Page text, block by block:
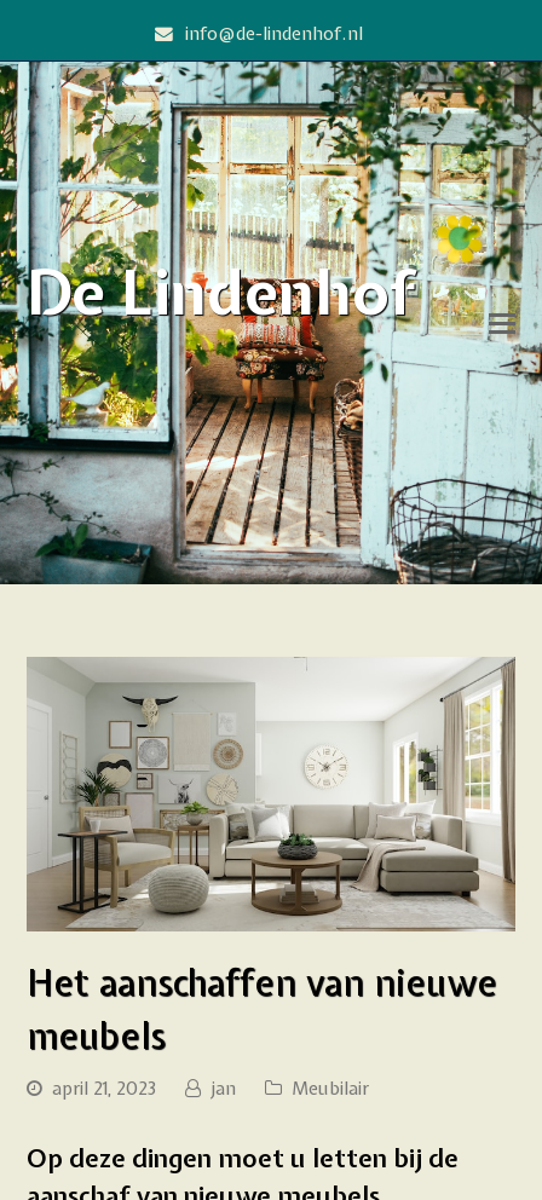
info@de-lindenhof.nl
De Lindenhof
Het aanschaffen van nieuwe
meubels
april 21, 2023 jan Meubilair
Op deze dingen moet u letten bij de